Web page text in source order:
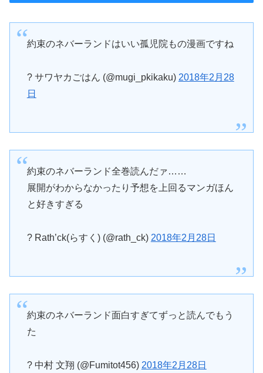
約束のネバーランドはいい孤児院もの漫画ですね
? サワヤカごはん (@mugi_pkikaku) 2018年2月28
日
約束のネバーランド全巻読んだァ……
展開がわからなかったり予想を上回るマンガほん
と好きすぎる
? Rath’ck(らすく) (@rath_ck) 2018年2月28日
約束のネバーランド面白すぎてずっと読んでもう
た
? 中村 文翔 (@Fumitot456) 2018年2月28日